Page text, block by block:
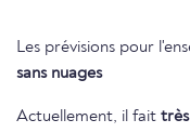
Les prévisions pour
sans nuages
Actuellement, il fait très